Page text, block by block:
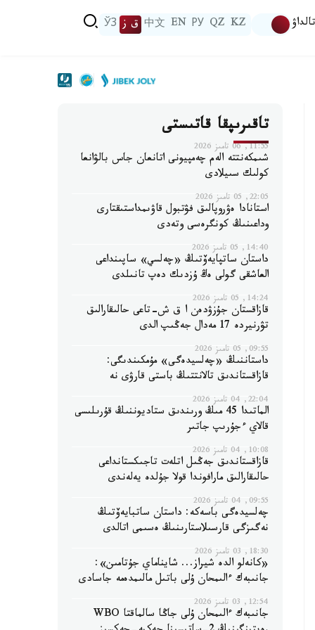
تالداۋ KZ
QZ
РУ
EN
中文 ق ز ЎЗ
تاقىرىپقا قاتىستى
11:55, 06 تامىز 2026
شىمكەنتتە الەم چەمپيونى اتانعان جاس بالۋانعا
كولىك سىيلادى
22:05, 05 تامىز 2026
استانادا ەۋروپالىق فۋتبول قاۋىمداستىقتارى
وداعىنىڭ كونگرەسى وتەدى
14:40, 05 تامىز 2026
داستان ساتپايەۆتىڭ «چەلسي» ساپىنداعى
العاشقى گولى ەڭ ۇزدىك دەپ تانىلدى
14:24, 05 تامىز 2026
قازاقستان جۇزۋدەن ا ق ش-تاعى حالىقارالىق
تۋرنيردە 17 مەدال جەڭىپ الدى
09:55, 05 تامىز 2026
داستاننىڭ «چەلسيدەگى» مۇمكىندىگى:
قازاقستاندىق تالانتتىڭ باستى قارۋى نە
22:04, 04 تامىز 2026
الماتىدا 45 مىڭ ورىندىق ستاديوننىڭ قۇرىلىسى
قالاي ءجۇرىپ جاتىر
10:08, 04 تامىز 2026
قازاقستاندىق جەڭىل اتلەت تاجىكستانداعى
حالىقارالىق مارافوندا قولا جۇلدە يەلەندى
09:55, 04 تامىز 2026
چەلسيدەگى باسەكە: داستان ساتبايەۆتىڭ
نەگىزگى قارسىلاستارىنىڭ ەسىمى اتالدى
18:30, 03 تامىز 2026
«كانەلو الدە شيراز... شايناماي جۇتامىن»:
جانىبەك ءالىمحان ۇلى باتىل مالىمدەمە جاسادى
12:54, 03 تامىز 2026
جانىبەك ءالىمحان ۇلى جاڭا سالماقتا WBO